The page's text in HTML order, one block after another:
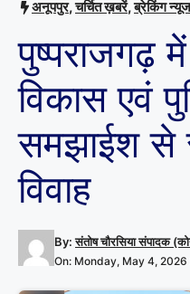
अनूपपुर,चर्चित ख़बरें,ब्रेकिंग न्यूज
पुष्पराजगढ़
विकास एवं
समझाईश से
विवाह
By:संतोष चौरसिया संपादक
On: Monday, May 4, 2026